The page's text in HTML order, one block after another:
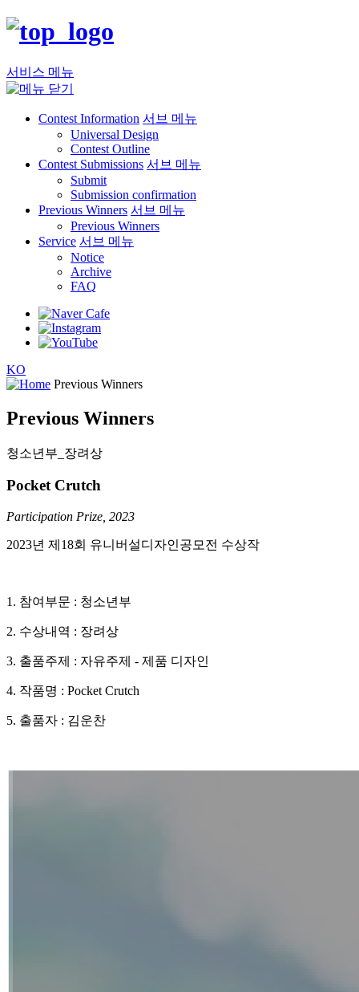
서비스 메뉴
Contest Information 서브 메뉴
Universal Design
Contest Outline
Contest Submissions 서브 메뉴
Submit
Submission confirmation
Previous Winners 서브 메뉴
Previous Winners
Service 서브 메뉴
Notice
Archive
FAQ
KO
Previous Winners
Previous Winners
청소년부_장려상
Pocket Crutch
Participation Prize, 2023
2023년 제18회 유니버설디자인공모전 수상작
1. 참여부문 : 청소년부
2. 수상내역 : 장려상
3. 출품주제 : 자유주제 - 제품 디자인
4. 작품명 : Pocket Crutch
5. 출품자 : 김운찬